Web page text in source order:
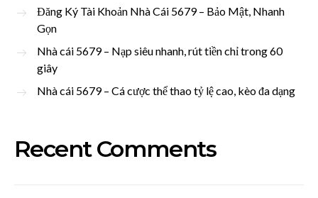
Đăng Ký Tài Khoản Nhà Cái 5679 – Bảo Mật, Nhanh
Gọn
Nhà cái 5679 – Nạp siêu nhanh, rút tiền chỉ trong 60
giây
Nhà cái 5679 – Cá cược thể thao tỷ lệ cao, kèo đa dạng
Recent Comments